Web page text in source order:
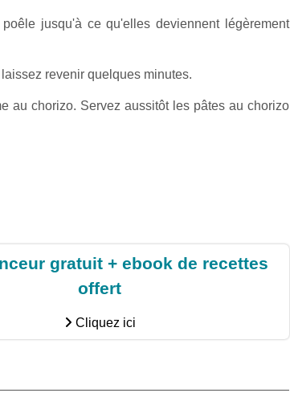
jusqu'à ce qu'elles deviennent légèrement
revenir quelques minutes.
au chorizo. Servez aussitôt les pâtes au chorizo
gratuit + ebook de recettes
offert
Cliquez ici